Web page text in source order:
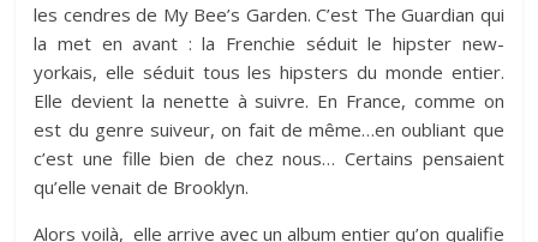
les cendres de My Bee’s Garden. C’est The Guardian qui
la met en avant : la Frenchie séduit le hipster new-
yorkais, elle séduit tous les hipsters du monde entier.
Elle devient la nenette à suivre. En France, comme on
est du genre suiveur, on fait de même…en oubliant que
c’est une fille bien de chez nous… Certains pensaient
qu’elle venait de Brooklyn.
Alors voilà, elle arrive avec un album entier qu’on qualifie